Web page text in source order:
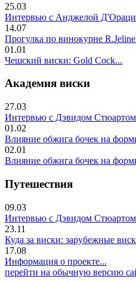
25.03
Интервью с Анджелой
14.07
Прогулка по винокурне
01.01
Чешский виски: Gold Cock...
Академия виски
27.03
Интервью с Дэвидом Стюартом
01.02
Влияние обжига бочек на
02.01
Влияние обжига бочек на
Путешествия
09.03
Интервью с Дэвидом Стюартом
23.11
Куда за виски: зарубежные
17.08
Информация о проекте...
перейти на обычную версию